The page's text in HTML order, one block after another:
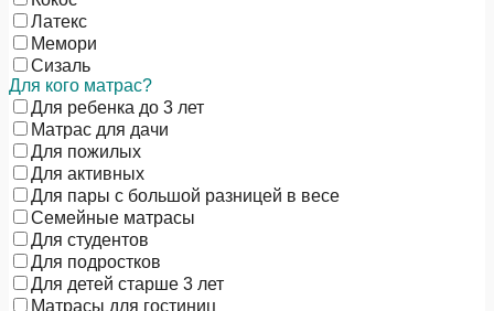
Латекс
Мемори
Сизаль
Для кого матрас?
Для ребенка до 3 лет
Матрас для дачи
Для пожилых
Для активных
Для пары с большой разницей в весе
Семейные матрасы
Для студентов
Для подростков
Для детей старше 3 лет
Матрасы для гостиниц